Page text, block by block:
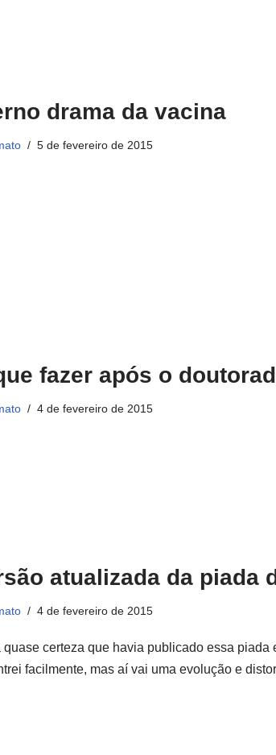
drama da vacina
5 de fevereiro de 2015
fazer após o
4 de fevereiro de 2015
atualizada da piada
4 de fevereiro de 2015
quase certeza que havia publicado essa piada
facilmente, mas aí vai uma evolução e